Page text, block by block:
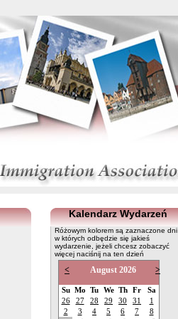
Kalendarz Wydarzeń
Różowym kolorem są zaznaczone dni
w których odbędzie się jakieś
wydarzenie, jeżeli chcesz zobaczyć
więcej naciśnij na ten dzień
< August 2026 >
Su Mo Tu We Th Fr
Sa
26
27 28 29 30 31
1
2
3 4 5 6 7
8